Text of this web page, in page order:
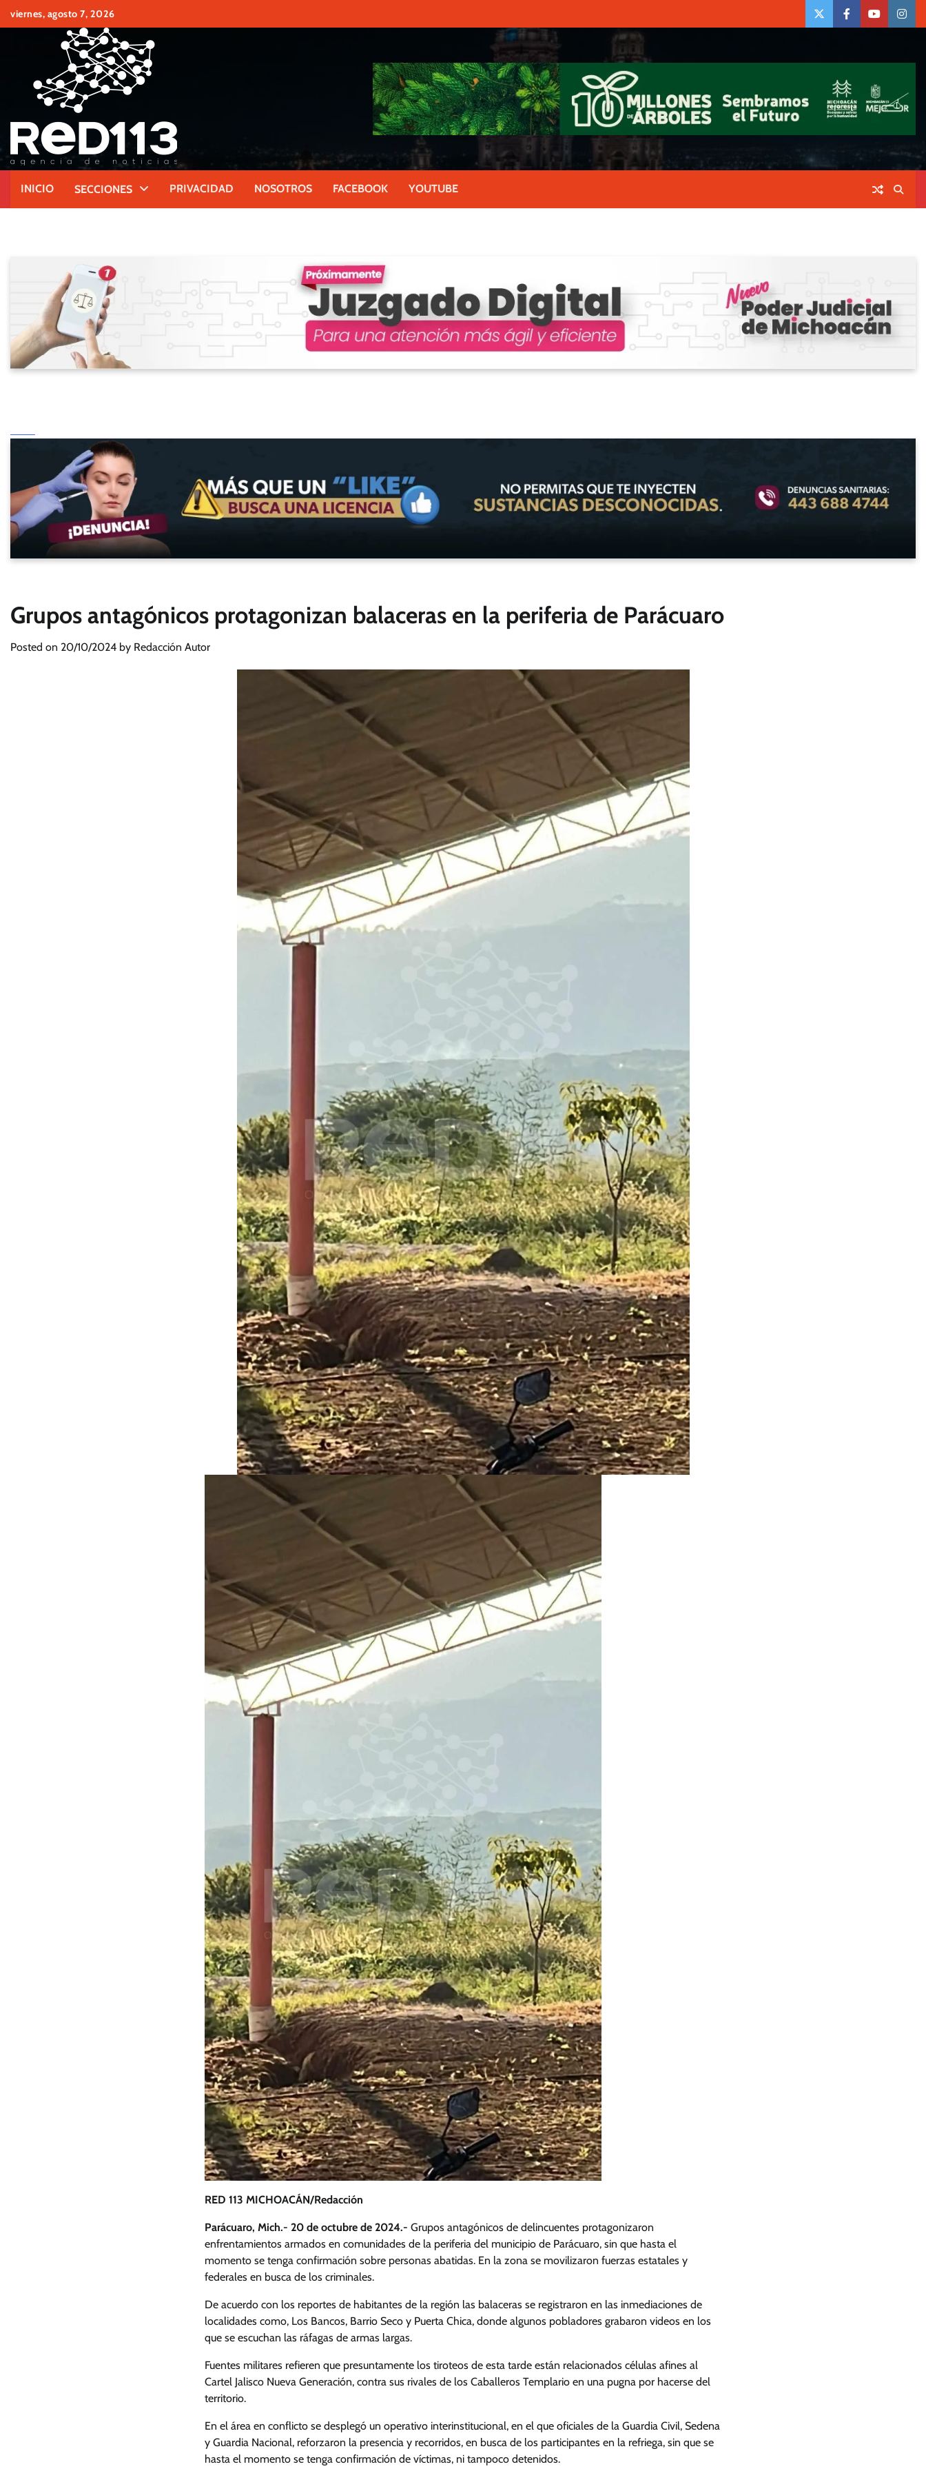
Skipviernes, agosto 7, 2026
twiter Face Youtubeinsta
INICIO SECCIONES PRIVACIDAD NOSOTROS FACEBOOK YOUTUBE
Grupos antagónicos protagonizan balaceras en la periferia de Parácuaro
Posted on 20/10/2024 by Redacción Autor
RED 113 MICHOACÁN/Redacción
Parácuaro, Mich.- 20 de octubre de 2024.- Grupos antagónicos de delincuentes protagonizaron
enfrentamientos armados en comunidades de la periferia del municipio de Parácuaro, sin que hasta el
momento se tenga confirmación sobre personas abatidas. En la zona se movilizaron fuerzas estatales y
federales en busca de los criminales.
De acuerdo con los reportes de habitantes de la región las balaceras se registraron en las inmediaciones de
localidades como, Los Bancos, Barrio Seco y Puerta Chica, donde algunos pobladores grabaron videos en los
que se escuchan las ráfagas de armas largas.
Fuentes militares refieren que presuntamente los tiroteos de esta tarde están relacionados células afines al
Cartel Jalisco Nueva Generación, contra sus rivales de los Caballeros Templario en una pugna por hacerse del
territorio.
En el área en conflicto se desplegó un operativo interinstitucional, en el que oficiales de la Guardia Civil, Sedena
y Guardia Nacional, reforzaron la presencia y recorridos, en busca de los participantes en la refriega, sin que se
hasta el momento se tenga confirmación de víctimas, ni tampoco detenidos.